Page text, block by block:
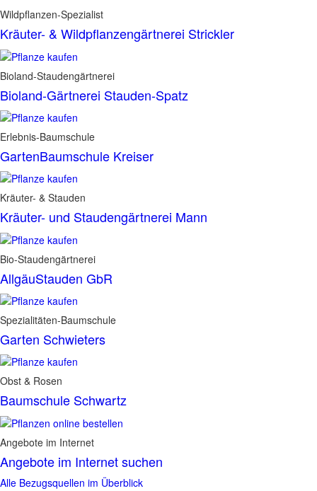
Wildpflanzen-Spezialist
Kräuter- & Wildpflanzengärtnerei Strickler
Bioland-Staudengärtnerei
Bioland-Gärtnerei Stauden-Spatz
Erlebnis-Baumschule
GartenBaumschule Kreiser
Kräuter- & Stauden
Kräuter- und Staudengärtnerei Mann
Bio-Staudengärtnerei
AllgäuStauden GbR
Spezialitäten-Baumschule
Garten Schwieters
Obst & Rosen
Baumschule Schwartz
Angebote im Internet
Angebote im Internet suchen
Alle Bezugsquellen im Überblick